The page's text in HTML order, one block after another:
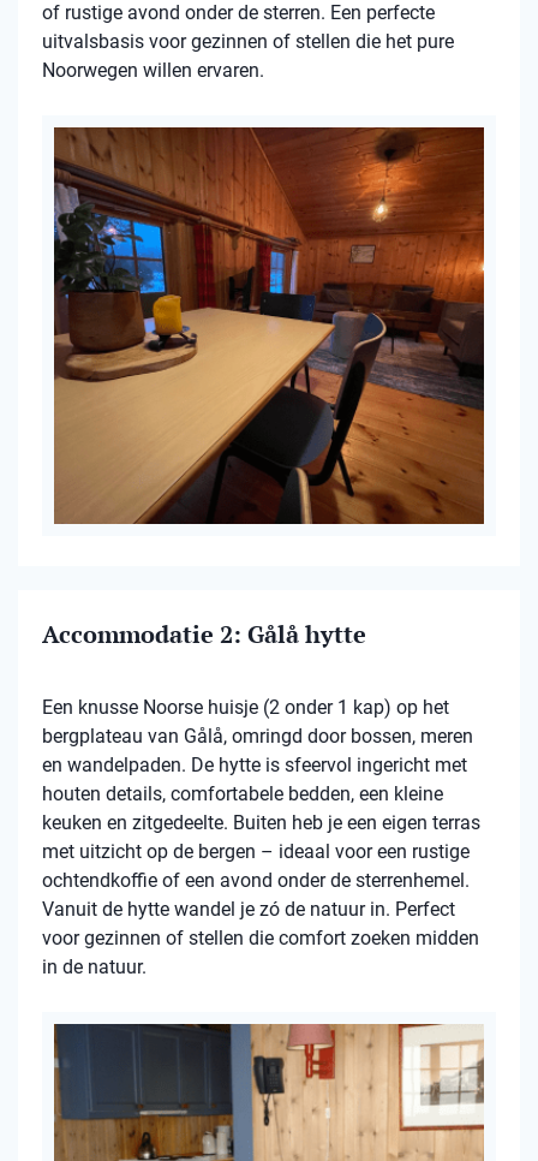
of rustige avond onder de sterren. Een perfecte
uitvalsbasis voor gezinnen of stellen die het pure
Noorwegen willen ervaren.
Accommodatie 2: Gålå hytte
Een knusse Noorse huisje (2 onder 1 kap) op het
bergplateau van Gålå, omringd door bossen, meren
en wandelpaden. De hytte is sfeervol ingericht met
houten details, comfortabele bedden, een kleine
keuken en zitgedeelte. Buiten heb je een eigen terras
met uitzicht op de bergen – ideaal voor een rustige
ochtendkoffie of een avond onder de sterrenhemel.
Vanuit de hytte wandel je zó de natuur in. Perfect
voor gezinnen of stellen die comfort zoeken midden
in de natuur.